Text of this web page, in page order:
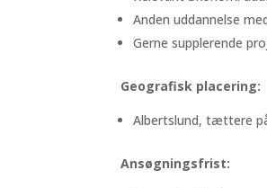
Anden uddannelse
Gerne supplerende
Geografisk placering:
Albertslund, tættere
Ansøgningsfrist: